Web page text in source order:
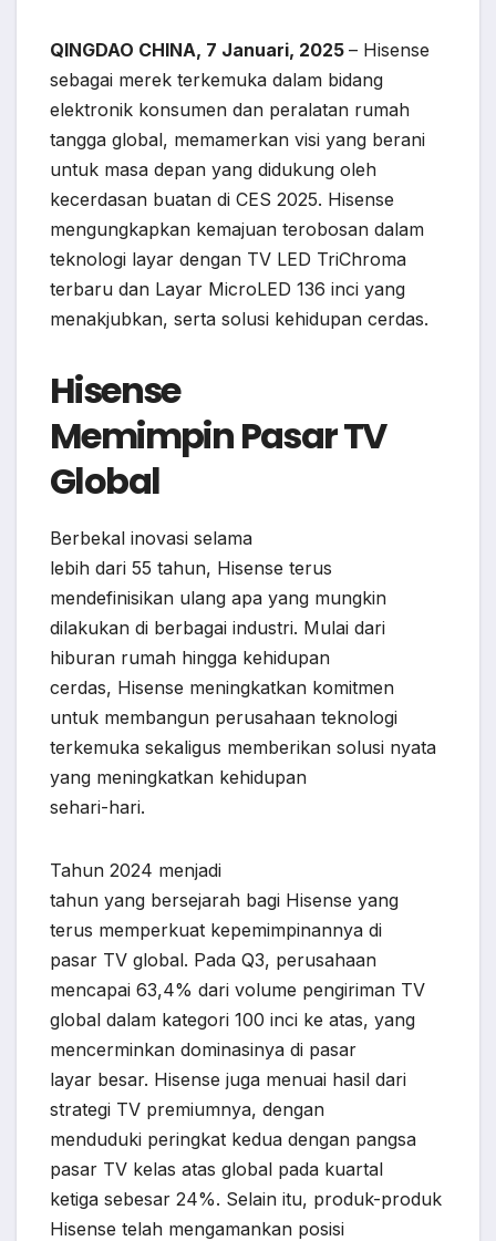
QINGDAO CHINA, 7 Januari, 2025 – Hisense
sebagai merek terkemuka dalam bidang
elektronik konsumen dan peralatan rumah
tangga global, memamerkan visi yang berani
untuk masa depan yang didukung oleh
kecerdasan buatan di CES 2025. Hisense
mengungkapkan kemajuan terobosan dalam
teknologi layar dengan TV LED TriChroma
terbaru dan Layar MicroLED 136 inci yang
menakjubkan, serta solusi kehidupan cerdas.
Hisense
Memimpin Pasar TV
Global
Berbekal inovasi selama
lebih dari 55 tahun, Hisense terus
mendefinisikan ulang apa yang mungkin
dilakukan di berbagai industri. Mulai dari
hiburan rumah hingga kehidupan
cerdas, Hisense meningkatkan komitmen
untuk membangun perusahaan teknologi
terkemuka sekaligus memberikan solusi nyata
yang meningkatkan kehidupan
sehari-hari.
Tahun 2024 menjadi
tahun yang bersejarah bagi Hisense yang
terus memperkuat kepemimpinannya di
pasar TV global. Pada Q3, perusahaan
mencapai 63,4% dari volume pengiriman TV
global dalam kategori 100 inci ke atas, yang
mencerminkan dominasinya di pasar
layar besar. Hisense juga menuai hasil dari
strategi TV premiumnya, dengan
menduduki peringkat kedua dengan pangsa
pasar TV kelas atas global pada kuartal
ketiga sebesar 24%. Selain itu, produk-produk
Hisense telah mengamankan posisi